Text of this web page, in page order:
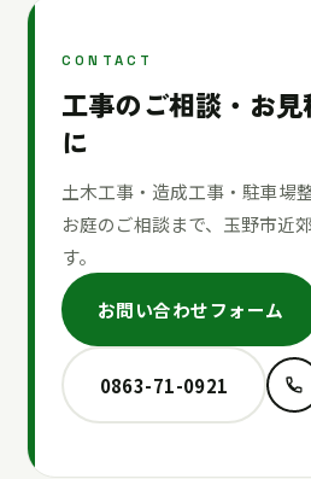
CONTACT
工事のご相談・お
に
土木工事・造成工事・駐車場
お庭のご相談まで、玉野市近
す。
お問い合わせフォーム
0863-71-0921